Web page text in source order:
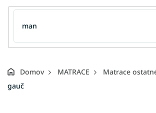
Domov MATRACE Matrace
gauč